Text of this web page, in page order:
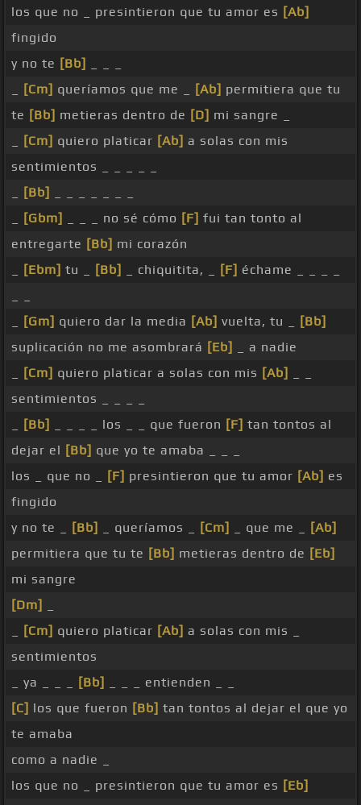
los que no _ presintieron que tu amor es [Ab]
fingido
y no te [Bb]
[Cm] queríamos que me _ [Ab] permitiera que tu
te [Bb] metieras dentro de [D] mi sangre _
[Cm] quiero platicar [Ab] a solas con mis
sentimientos _ _ _ _ _
[Bb]
[Gbm] _ _ _ no sé cómo [F] fui tan tonto al
entregarte [Bb] mi corazón
[Ebm] tu _ [Bb] _ chiquitita, _ [F] échame _ _ _ _
[Gm] quiero dar la media [Ab] vuelta, tu _
[Bb]
suplicación no me asombrará [Eb]
_ a nadie
[Cm] quiero platicar a solas con mis [Ab]
sentimientos _ _ _ _
[Bb] _ _ _ _ los _ _ que fueron [F] tan tontos al
dejar el [Bb] que yo te amaba _ _ _
los _ que no _
[F] presintieron que tu amor [Ab] es
fingido
y no te _
[Bb] _ queríamos _ [Cm] _ que me _
[Ab]
permitiera que tu te [Bb] metieras dentro de [Eb]
mi sangre
[Dm]
[Cm] quiero platicar [Ab] a solas con mis _
sentimientos
_ ya _ _ _
[Bb]
_ _ _ entienden _ _
[C] los que fueron [Bb] tan tontos al dejar el que yo
te amaba
como a nadie _
los que no _ presintieron que tu amor es [Eb]